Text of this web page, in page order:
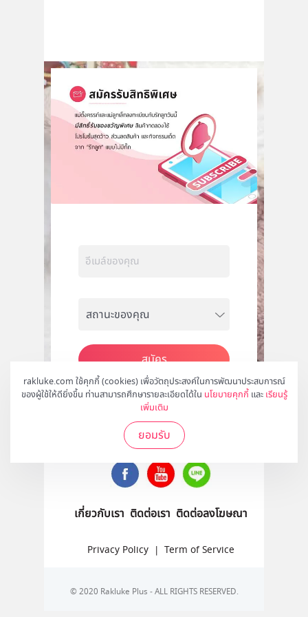
rakluke.com ใช้คุกกี้ (cookies) เพื่อวัตถุประสงค์ในการพัฒนาประสบการณ์
ของผู้ใช้ให้ดียิ่งขึ้น ท่านสามารถศึกษารายละเอียดได้ใน นโยบายคุกกี้ และ เรียนรู้
เพิ่มเติม
ยอมรับ
สมัคร
ติดตามเราได้ที่
เกี่ยวกับเรา ติดต่อเรา ติดต่อลงโฆษณา
Privacy Policy | Term of Service
© 2020 Rakluke Plus - ALL RIGHTS RESERVED.